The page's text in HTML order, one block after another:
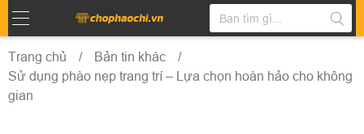
Trang chủ
Bản tin khác
Sử dụng phào nẹp trang trí – Lựa chọn hoàn hảo cho không
gian